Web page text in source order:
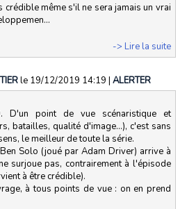
crédible même s'il ne sera jamais un vrai
-> Lire la suite
le 19/12/2019 14:19 | ALERTER
D'un point de vue scénaristique et
batailles, qualité d'image…), c'est sans
le meilleur de toute la série.
Solo (joué par Adam Driver) arrive à
surjoue pas, contrairement à l'épisode
à être crédible).
à tous points de vue : on en prend